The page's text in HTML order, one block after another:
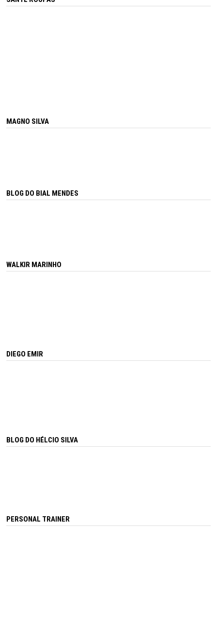
MAGNO SILVA
BLOG DO BIAL MENDES
WALKIR MARINHO
DIEGO EMIR
BLOG DO HÉLCIO SILVA
PERSONAL TRAINER